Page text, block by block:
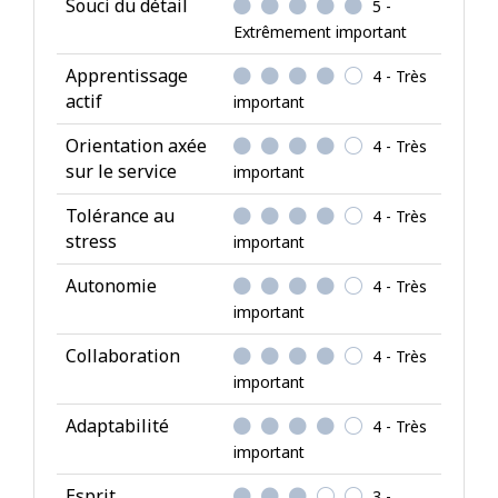
b
u
s
p
e
r
o
n
n
e
s
Souci du détail
5 -
Extrêmement important
Apprentissage
actif
4 - Très
important
Orientation axée
sur le service
4 - Très
important
Tolérance au
stress
4 - Très
important
Autonomie
4 - Très
important
Collaboration
4 - Très
important
Adaptabilité
4 - Très
important